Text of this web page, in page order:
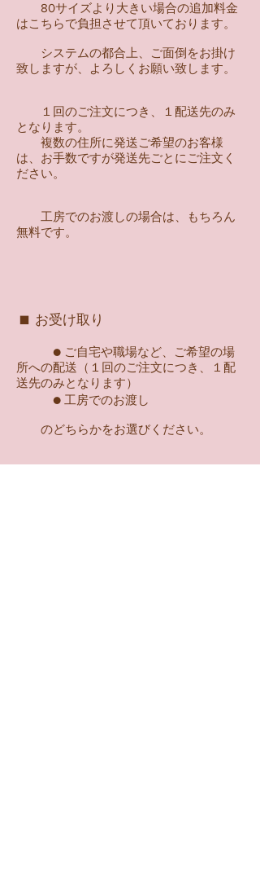
​ 80サイズより大きい場合の追加料金
はこちらで負担させて頂いております。
システムの都合上、ご面倒をお掛け
致しますが、よろしくお願い致します。
１回のご注文につき、１配送先のみ
となります。
複数の住所に発送ご希望のお客様
は、お手数ですが発送先ごとに ご注文く
ださい。
工房でのお渡しの場合は、もちろん
無料です。
■ お受け取り
● ご自宅や職場など、ご希望の場
所への配送（１回のご注文につき、１配
送先のみとなります）
● 工房でのお渡し
のどちらかをお選びください。